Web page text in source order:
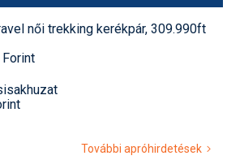
női trekking kerékpár, 309.990ft
További apróhirdetések